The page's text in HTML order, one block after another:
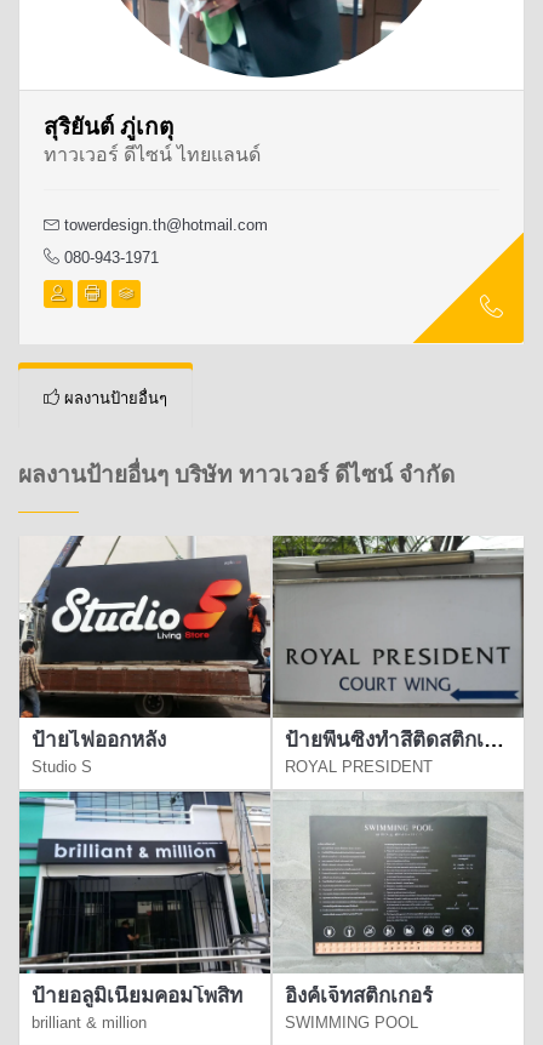
สุริยันต์ ภู่เกตุ
ทาวเวอร์ ดีไซน์ ไทยแลนด์
towerdesign.th@hotmail.com
080-943-1971
ผลงานป้ายอื่นๆ
ผลงานป้ายอื่นๆ บริษัท ทาวเวอร์ ดีไซน์ จำกัด
ป้ายไฟออกหลัง
Studio S
ป้ายพื้นซิงทำสีติดสติกเกอร์
ROYAL PRESIDENT
ป้ายอลูมิเนียมคอมโพสิท
brilliant & million
อิงค์เจ็ทสติกเกอร์
SWIMMING POOL